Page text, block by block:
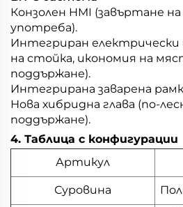
Конзолен HMI (завъртане на
употреба).
Интегриран
на стойка, икономия на
поддържане).
Интегрирана заварена
Нова хибридна глава (по-
поддържане).
4. Таблица с конфигурации
Артикул
Суровина